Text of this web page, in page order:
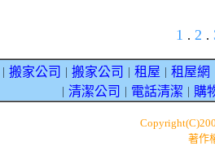
1 . 2 .
搬家公司 搬家公司 租屋 租屋網
清潔公司 電話清潔 購
著作